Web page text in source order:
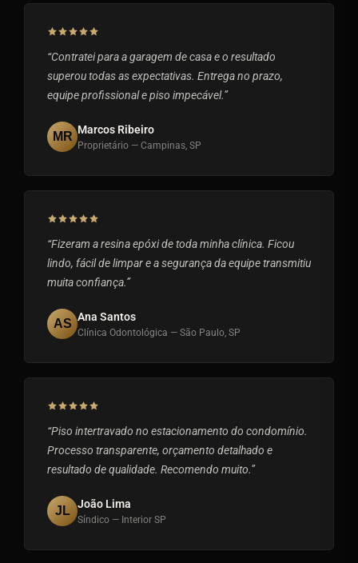
“Contratei para a garagem de casa e o resultado
superou todas as expectativas. Entrega no prazo,
equipe profissional e piso impecável.”
MR
Marcos Ribeiro
Proprietário — Campinas, SP
“Fizeram a resina epóxi de toda minha clínica. Ficou
lindo, fácil de limpar e a segurança da equipe transmitiu
muita confiança.”
AS
Ana Santos
Clínica Odontológica — São Paulo, SP
“Piso intertravado no estacionamento do condomínio.
Processo transparente, orçamento detalhado e
resultado de qualidade. Recomendo muito.”
JL
João Lima
Síndico — Interior SP